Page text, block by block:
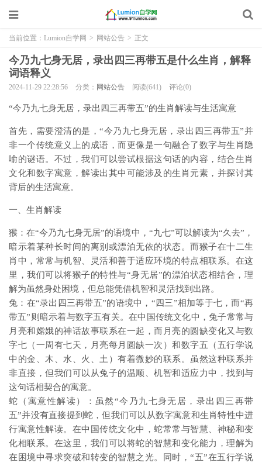
当前位置： Lumion自学网 > 网站公告 > 正文
今乃九七身无居，录出四三再带五是什么生肖，解释
词语释义
2024-11-29 22:28:56 分类： 网站公告 阅读(641) 评论(0)
“今乃九七身无居，录出四三再带五”的生肖解读与生活寓意
首先，需要澄清的是，“今乃九七身无居，录出四三再带五”并
非一个传统意义上的成语，而更像是一句融合了数字与生肖隐
喻的谜语。不过，我们可以尝试根据这句话的内容，结合生肖
文化和数字寓意，解读出其中可能涉及的生肖元素，并探讨其
背后的生活寓意。
一、生肖解读
猴：在“今乃九七身无居”的语境中，“九七”可以解读为“久去”，
暗示着某种长时间的离别或漂泊无依的状态。而猴子在十二生
肖中，常常与机智、灵活和善于适应环境的特点相联系。在这
里，我们可以将猴子的特性与“身无居”的漂泊状态相结合，理
解为虽然身处困境，但总能凭借机智和灵活找到出路。
兔：在“录出四三再带五”的语境中，“四三”相加等于七，而“再
带五”则暗示着与数字五有关。在中国传统文化中，兔子常常与
月亮和嫦娥的神话故事联系在一起，而月亮的圆缺变化又与数
字七（一周有七天，月亮每月圆缺一次）和数字五（五行学说
中的金、木、水、火、土）有着微妙的联系。虽然这种联系并
非直接，但我们可以从兔子的温顺、机智和适应力中，找到与
这句话相契合的寓意。
蛇（寓意性解读）：虽然“今乃九七身无居，录出四三再带
五”并没有直接提到蛇，但我们可以从数字寓意和生肖特性中进
行寓意性解读。在中国传统文化中，蛇常常与智慧、神秘和变
化相联系。在这里，我们可以将蛇的智慧和变化能力，理解为
在困境中寻求突破和转变的智慧之光。同时，“五”在五行学说